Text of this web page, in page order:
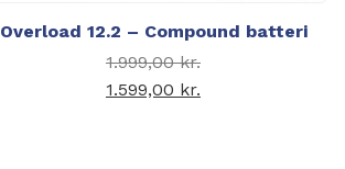
Overload 12.2 – Compound batteri
1.999,00kr.
1.599,00 kr.